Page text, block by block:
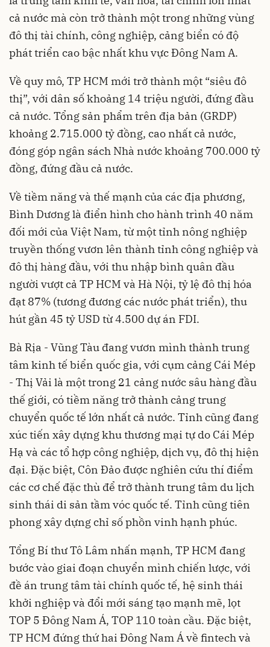
cả nước mà còn trở thành một trong những vùng
đô thị tài chính, công nghiệp, cảng biển có độ
phát triển cao bậc nhất khu vực Đông Nam A.
Về quy mô, TP HCM mới trở thành một “siêu đô
thị”, với dân số khoảng 14 triệu người, đứng đầu
cả nước. Tổng sản phẩm trên địa bản (GRDP)
khoảng 2.715.000 tỷ đồng, cao nhất cả nước,
đóng góp ngân sách Nhà nước khoảng 700.000 tỷ
đồng, đứng đầu cả nước.
Về tiềm năng và thế mạnh của các địa phương,
Bình Dương là điển hình cho hành trình 40 năm
đối mới của Việt Nam, từ một tỉnh nông nghiệp
truyền thống vươn lên thành tỉnh công nghiệp và
đô thị hàng đầu, với thu nhập bình quân đầu
người vượt cả TP HCM và Hà Nội, tỷ lệ đô thị hóa
đạt 87% (tương đương các nước phát triển), thu
hút gần 45 tỷ USD từ 4.500 dự án FDI.
Bà Rịa - Vũng Tàu đang vươn mình thành trung
tâm kinh tế biển quốc gia, với cụm cảng Cái Mép
- Thị Vải là một trong 21 cảng nước sâu hàng đầu
thế giới, có tiềm năng trở thành cảng trung
chuyển quốc tế lớn nhất cả nước. Tỉnh cũng đang
xúc tiến xây dựng khu thương mại tự do Cái Mép
Hạ và các tổ hợp công nghiệp, dịch vụ, đô thị hiện
đại. Đặc biệt, Côn Đảo được nghiên cứu thí điểm
các cơ chế đặc thù để trở thành trung tâm du lịch
sinh thái di sản tầm vóc quốc tế. Tỉnh cũng tiên
phong xây dựng chỉ số phồn vinh hạnh phúc.
Tổng Bí thư Tô Lâm nhấn mạnh, TP HCM đang
bước vào giai đoạn chuyển mình chiến lược, với
đề án trung tâm tài chính quốc tế, hệ sinh thái
khởi nghiệp và đổi mới sáng tạo mạnh mẽ, lọt
TOP 5 Đông Nam Á, TOP 110 toàn cầu. Đặc biệt,
TP HCM đứng thứ hai Đông Nam Á về fintech và